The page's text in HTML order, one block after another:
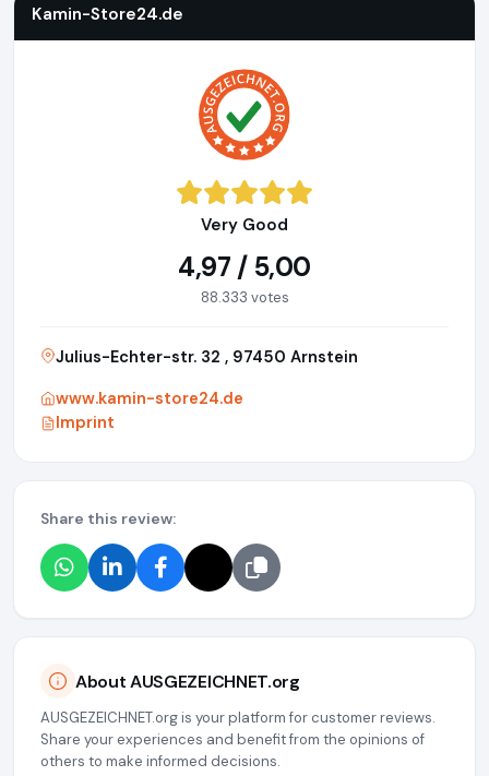
Kamin-Store24.de
Very Good
4,97 / 5,00
88.333 votes
Julius-Echter-str. 32 , 97450 Arnstein
www.kamin-store24.de
Imprint
Share this review:
About AUSGEZEICHNET.org
AUSGEZEICHNET.org is your platform for customer reviews.
Share your experiences and benefit from the opinions of
others to make informed decisions.